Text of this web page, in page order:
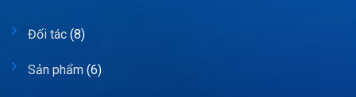
Đối tác (8)
Sản phẩm (6)